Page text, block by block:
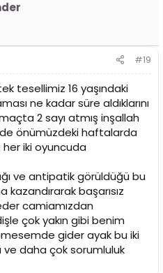
#19
tesellimiz 16 yaşındaki
ne kadar süre aldıklarını
2 sayı atmış inşallah
önümüzdeki haftalarda
her iki oyuncuda
ve antipatik görüldüğü bu
başarısız
camiamızdan
çok yakın gibi benim
gider ayak bu iki
ve daha çok sorumluluk